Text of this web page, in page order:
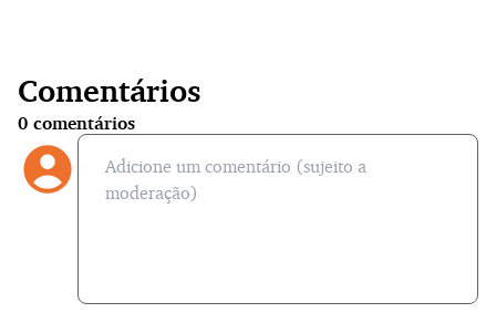
Comentários
0 comentários